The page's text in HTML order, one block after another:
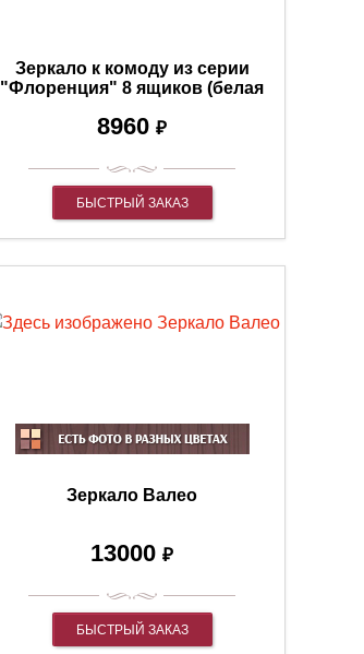
Зеркало к комоду из серии
"Флоренция" 8 ящиков (белая
8960 ₽
БЫСТРЫЙ ЗАКАЗ
Зеркало Валео
13000 ₽
БЫСТРЫЙ ЗАКАЗ